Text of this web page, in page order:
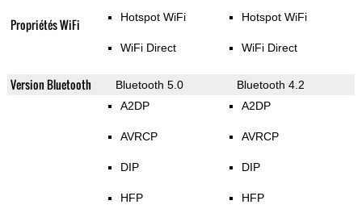
Propriétés WiFi Hotspot WiFi
WiFi Direct
Hotspot WiFi
WiFi Direct
Version Bluetooth Bluetooth 5.0 Bluetooth 4.2
A2DP
AVRCP
DIP
HFP
A2DP
AVRCP
DIP
HFP